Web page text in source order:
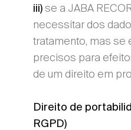
iii) se a JABA
necessitar dos
tratamento, mas
precisos para
de um direito em
Direito de
RGPD)